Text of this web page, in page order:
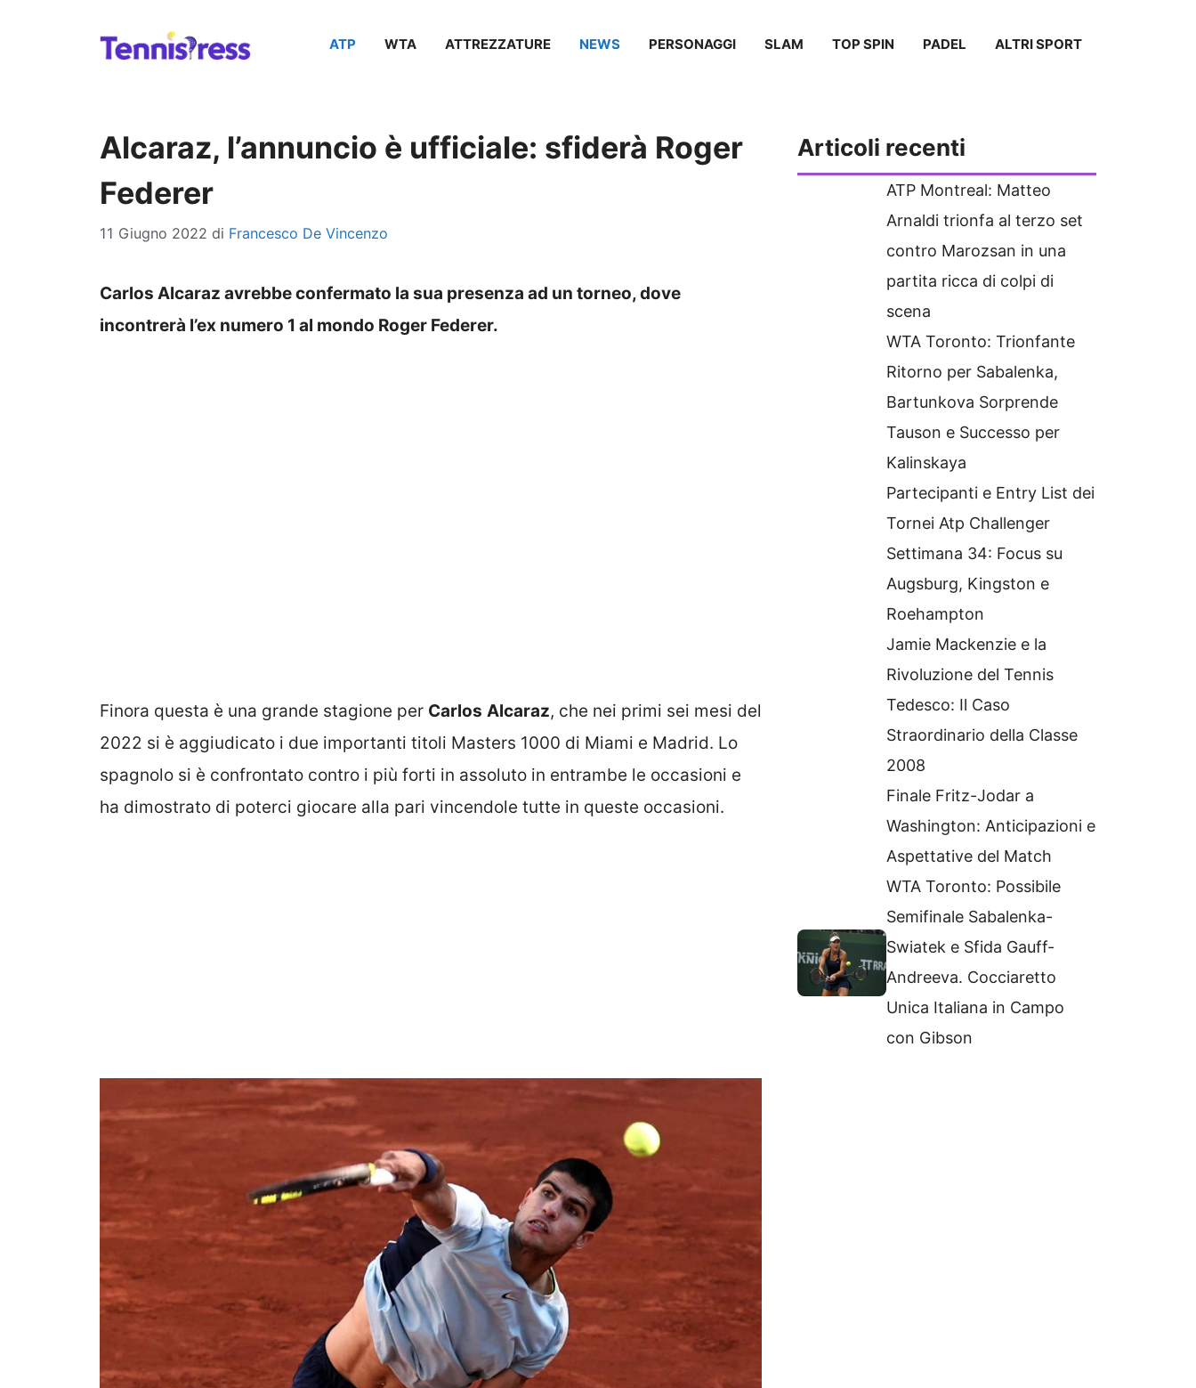
ATP WTA ATTREZZATURE NEWS PERSONAGGI SLAM TOP SPIN PADEL ALTRI SPORT
Alcaraz, l’annuncio è ufficiale: sfiderà Roger
Federer
11 Giugno 2022 di Francesco De Vincenzo
Carlos Alcaraz avrebbe confermato la sua presenza ad un torneo, dove
incontrerà l’ex numero 1 al mondo Roger Federer.
Finora questa è una grande stagione per Carlos Alcaraz, che nei primi sei mesi del
2022 si è aggiudicato i due importanti titoli Masters 1000 di Miami e Madrid. Lo
spagnolo si è confrontato contro i più forti in assoluto in entrambe le occasioni e
ha dimostrato di poterci giocare alla pari vincendole tutte in queste occasioni.
Articoli recenti
ATP Montreal: Matteo
Arnaldi trionfa al terzo set
contro Marozsan in una
partita ricca di colpi di
scena
WTA Toronto: Trionfante
Ritorno per Sabalenka,
Bartunkova Sorprende
Tauson e Successo per
Kalinskaya
Partecipanti e Entry List dei
Tornei Atp Challenger
Settimana 34: Focus su
Augsburg, Kingston e
Roehampton
Jamie Mackenzie e la
Rivoluzione del Tennis
Tedesco: Il Caso
Straordinario della Classe
2008
Finale Fritz-Jodar a
Washington: Anticipazioni e
Aspettative del Match
WTA Toronto: Possibile
Semifinale Sabalenka-
Swiatek e Sfida Gauff-
Andreeva. Cocciaretto
Unica Italiana in Campo
con Gibson